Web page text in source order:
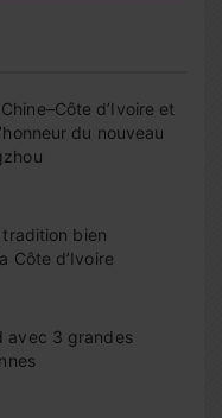
d’Ivoire et
du nouveau
bien
Côte d’Ivoire
avec 3 grandes